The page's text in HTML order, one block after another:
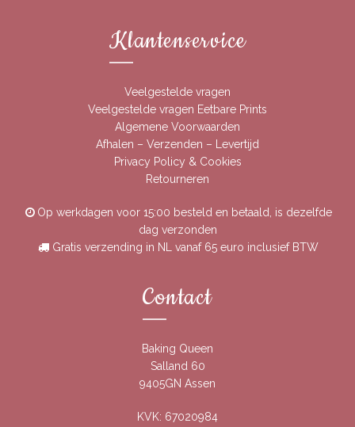
Klantenservice
Veelgestelde vragen
Veelgestelde vragen Eetbare Prints
Algemene Voorwaarden
Afhalen – Verzenden – Levertijd
Privacy Policy & Cookies
Retourneren
Op werkdagen voor 15:00 besteld en betaald, is dezelfde
dag verzonden
Gratis verzending in NL vanaf 65 euro inclusief BTW
Contact
Baking Queen
Salland 60
9405GN Assen
KVK: 67020984